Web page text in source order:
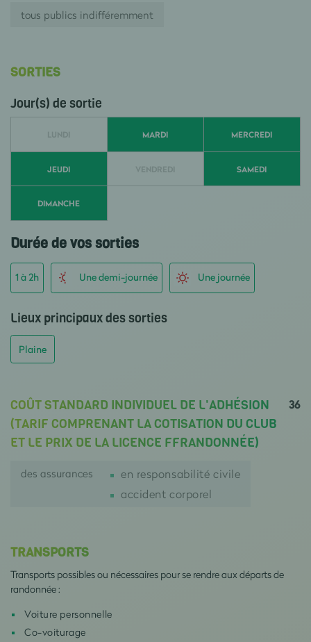
tous publics indifféremment
SORTIES
Jour(s) de sortie
LUNDI MARDI MERCREDI
JEUDI VENDREDI SAMEDI
DIMANCHE
Durée de vos sorties
1 à 2h Une demi-journée Une journée
Lieux principaux des sorties
Plaine
COÛT STANDARD INDIVIDUEL DE L'ADHÉSION
(TARIF COMPRENANT LA COTISATION DU CLUB
ET LE PRIX DE LA LICENCE FFRANDONNÉE)
36
des assurances
en responsabilité civile
accident corporel
TRANSPORTS
Transports possibles ou nécessaires pour se rendre aux départs de
randonnée :
Voiture personnelle
Co-voiturage